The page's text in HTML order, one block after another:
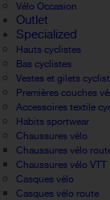
Vélo Occasion
Outlet
Specialized
Hauts cyclistes
Bas cyclistes
Vestes et gilets
Premières couches
Accessoires textile
Habits sportwear
Chaussures vélo
Chaussures vélo
Chaussures vélo VTT
Casques vélo
Casques vélo route